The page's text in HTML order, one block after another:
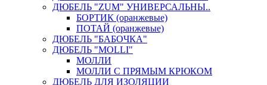
ДЮБЕЛЬ "ZUM" УНИВЕРСАЛЬНЫ..
БОРТИК (оранжевые)
ПОТАЙ (оранжевые)
ДЮБЕЛЬ "БАБОЧКА"
ДЮБЕЛЬ "МOLLI"
МОЛЛИ
МОЛЛИ С ПРЯМЫМ КРЮКОМ
ДЮБЕЛЬ ДЛЯ ИЗОЛЯЦИИ